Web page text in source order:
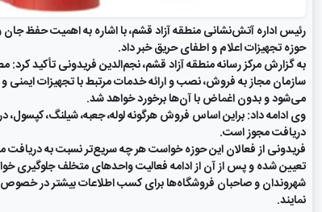
رئیس اداره آتش‌نشانی منطقه آزاد قشم، با اشاره به اهمیت حفظ جان
حوزه تجهیزات اعلام و اطفای حریق خبر داد.
به گزارش مرکز رسانه منطقه آزاد قشم، نجم‌الدین فریدونی تأکید
سازمان مجاز به فروش، نصب و ارائه خدمات مرتبط با تجهیزات
می‌شود و بدون اغماض با آن‌ها برخورد خواهد شد.
وی ادامه داد: براین اساس فروش هرگونه لوله، جعبه، شیلنگ،
دریافت مجوز است.
تعیین شده و پس از آن از ادامه فعالیت واحدهای متخلف جلوگیری
نمایند.